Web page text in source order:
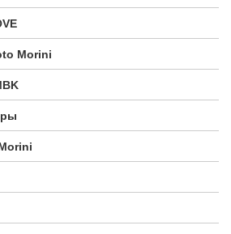
Morini